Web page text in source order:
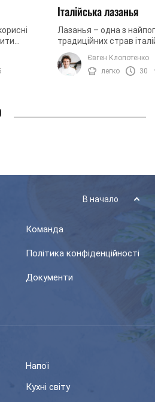
Крім
Італійська лазанья
Лазанья – одна з
традиційних страв
її основі соковитий
багато сиру і ніжне
Євген Клопотенко
легко
30
В начало
Команда
Політика конфіденційності
Документи
Напої
Кухні світу